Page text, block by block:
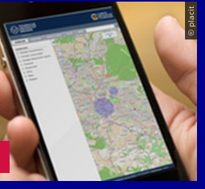
© placit